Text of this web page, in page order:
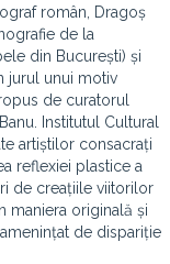
român, Dragoș
de la
din București) și
jurul unui motiv
de curatorul
Institutul Cultural
artiștilor consacrați
reflexiei plastice a
de creațiile viitorilor
maniera originală și
de dispariție